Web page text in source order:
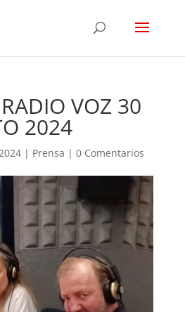
VOZ 30
2024
| Prensa | 0 Comentarios